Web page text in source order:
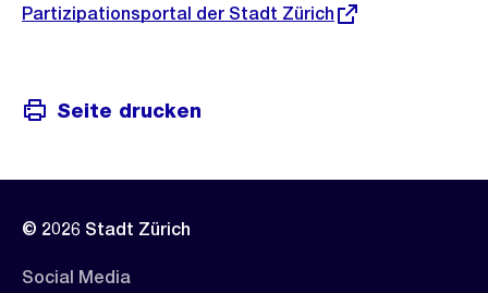
Externer
Partizipationsportal der Stadt Zürich
Seite drucken
© 2026 Stadt Zürich
Social Media